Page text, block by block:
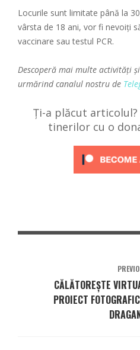
Locurile sunt limitate până la
vârsta de 18 ani, vor fi nevoiți
vaccinare sau testul PCR.
Descoperă mai multe activități
urmărind canalul nostru de
Ți-a plăcut
tinerilor cu o
CĂLĂTOREȘTE
PROIECT